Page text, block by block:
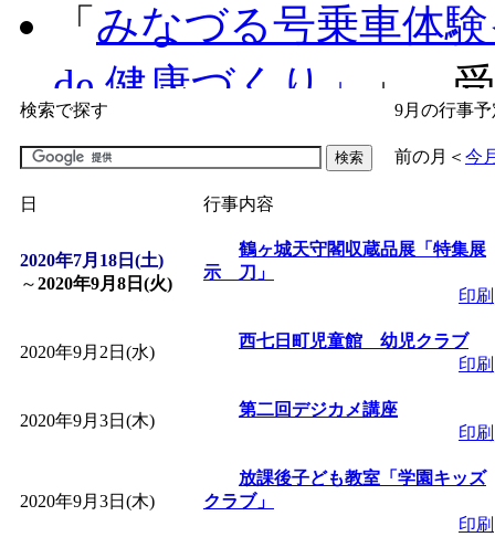
「 みなづる号乗車体
de 健康づくり」
」 受
「子育て交流広場「
間：2026/07/09～
「皆鶴姫のこびる塾
」 受付期間：～
子育て講座「ばん
2026/07/10～2026/08/
「子育て交流広場「
検索で探す 9月の行事予
前の月 ＜ 今
日 行事内容
2020年7月18日(土)
～2020年9月8日(火)
鶴ヶ城天守閣収蔵品展「特集展
示 刀」
印刷
2020年9月2日(水)
西七日町児童館 幼児クラブ
印刷
2020年9月3日(木)
第二回デジカメ講座
印刷
2020年9月3日(木)
放課後子ども教室「学園キッズ
クラブ」
印刷